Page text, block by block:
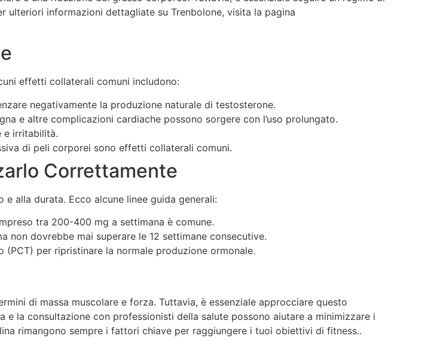
ulteriori informazioni dettagliate su Trenbolone, visita la pagina
effetti collaterali comuni includono:
negativamente la produzione naturale di testosterone.
e altre complicazioni cardiache possono sorgere con l’uso prolungato.
e irritabilità.
di peli corporei sono effetti collaterali comuni.
Correttamente
alla durata. Ecco alcune linee guida generali:
tra 200-400 mg a settimana è comune.
non dovrebbe mai superare le 12 settimane consecutive.
per ripristinare la normale produzione ormonale.
di massa muscolare e forza. Tuttavia, è essenziale approcciare questo
la consultazione con professionisti della salute possono aiutare a minimizzare i
rimangono sempre i fattori chiave per raggiungere i tuoi obiettivi di fitness..